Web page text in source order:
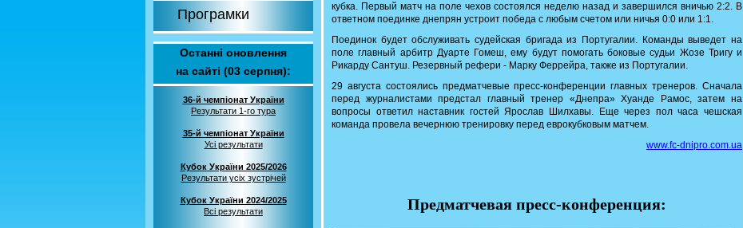
Програмки
Останні оновлення
на сайті (03 серпня):
36-й чемпіонат України
Результати 1-го тура
35-й чемпіонат України
Усі результати
Кубок України 2025/2026
Результати усіх зустрічей
Кубок України 2024/2025
Всі результати
кубка. Первый матч на поле чехов состоялся неделю назад и завершился вничью 2:2. В
ответном поединке днепрян устроит победа с любым счетом или ничья 0:0 или 1:1.
Поединок будет обслуживать судейская бригада из Португалии. Команды выведет на
поле главный арбитр Дуарте Гомеш, ему будут помогать боковые судьи Жозе Тригу и
Рикарду Сантуш. Резервный рефери - Марку Феррейра, также из Португалии.
29 августа состоялись предматчевые пресс-конференции главных тренеров. Сначала
перед журналистами предстал главный тренер «Днепра» Хуанде Рамос, затем на
вопросы ответил наставник гостей Ярослав Шилхавы. Еще через пол часа чешская
команда провела вечернюю тренировку перед еврокубковым матчем.
www.fc-dnipro.com.ua
Предматчевая пресс-конференция: